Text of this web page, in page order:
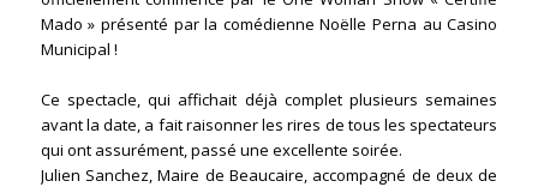
Mado » présenté par la comédienne Noëlle Perna au Casino
Municipal !
Ce spectacle, qui affichait déjà complet plusieurs semaines
avant la date, a fait raisonner les rires de tous les spectateurs
qui ont assurément, passé une excellente soirée.
Julien Sanchez, Maire de Beaucaire, accompagné de deux de